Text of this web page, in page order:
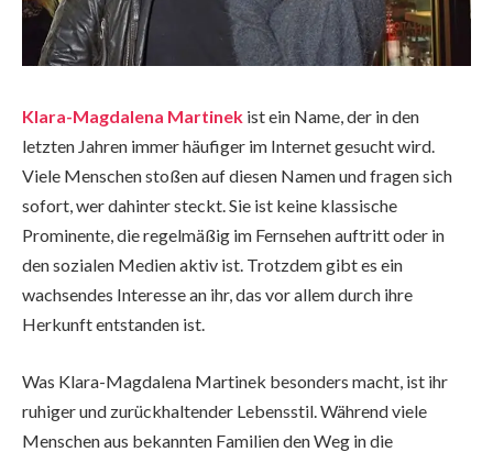
Klara-Magdalena Martinek ist ein Name, der in den
letzten Jahren immer häufiger im Internet gesucht wird.
Viele Menschen stoßen auf diesen Namen und fragen sich
sofort, wer dahinter steckt. Sie ist keine klassische
Prominente, die regelmäßig im Fernsehen auftritt oder in
den sozialen Medien aktiv ist. Trotzdem gibt es ein
wachsendes Interesse an ihr, das vor allem durch ihre
Herkunft entstanden ist.
Was Klara-Magdalena Martinek besonders macht, ist ihr
ruhiger und zurückhaltender Lebensstil. Während viele
Menschen aus bekannten Familien den Weg in die